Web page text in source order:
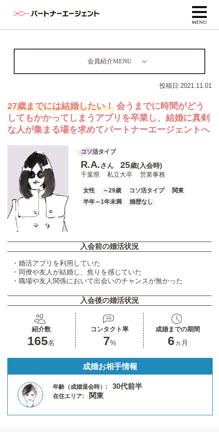
会員紹介MENU
投稿日:2021.11.01
27歳までには結婚したい！ 会うまでに時間がどう
してもかかってしまうアプリを卒業し、結婚に真剣
な人が集まる場を求めてパートナーエージェントへ
コソ活タイプ
R.A.さん 25歳(入会時)
千葉県 私立大卒 営業事務
女性 ～29歳 コソ活タイプ
関東
半年～1年未満
婚歴なし
入会前の婚活状況
・婚活アプリを利用していた
・同僚や友人が結婚し、焦りを感じていた
・職場や友人関係において出会いのチャンスが無かった
入会後の婚活状況
紹介数
165名
コンタクト率
7%
成婚までの期間
6 ヵ月
成婚お相手情報
年齢（成婚退会時）: 30代前半
在住エリア: 関東